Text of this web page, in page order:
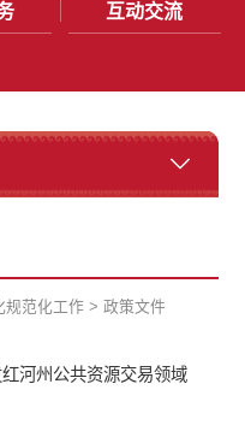
互动交流
规范化工作 >政策文件
河州公共资源交易领域